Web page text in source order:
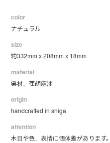
color
ナチュラル
size
約332mm x 208mm x 18mm
material
栗材、荏胡麻油
origin
handcrafted in shiga
attention
木目や色、表情に個体差があります